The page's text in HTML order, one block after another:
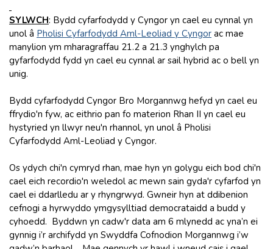
SYLWCH: Bydd cyfarfodydd y Cyngor yn cael eu cynnal yn
unol â Pholisi Cyfarfodydd Aml-Leoliad y Cyngor ac mae
manylion ym mharagraffau 21.2 a 21.3 ynghylch pa
gyfarfodydd fydd yn cael eu cynnal ar sail hybrid ac o bell yn
unig.
Bydd cyfarfodydd Cyngor Bro Morgannwg hefyd yn cael eu
ffrydio'n fyw, ac eithrio pan fo materion Rhan II yn cael eu
hystyried yn llwyr neu'n rhannol, yn unol â Pholisi
Cyfarfodydd Aml-Leoliad y Cyngor.
Os ydych chi'n cymryd rhan, mae hyn yn golygu eich bod chi'n
cael eich recordio'n weledol ac mewn sain gyda'r cyfarfod yn
cael ei ddarlledu ar y rhyngrwyd. Gwneir hyn at ddibenion
cefnogi a hyrwyddo ymgysylltiad democrataidd a budd y
cyhoedd. Byddwn yn cadw'r data am 6 mlynedd ac yna’n ei
gynnig i’r archifydd yn Swyddfa Cofnodion Morgannwg i’w